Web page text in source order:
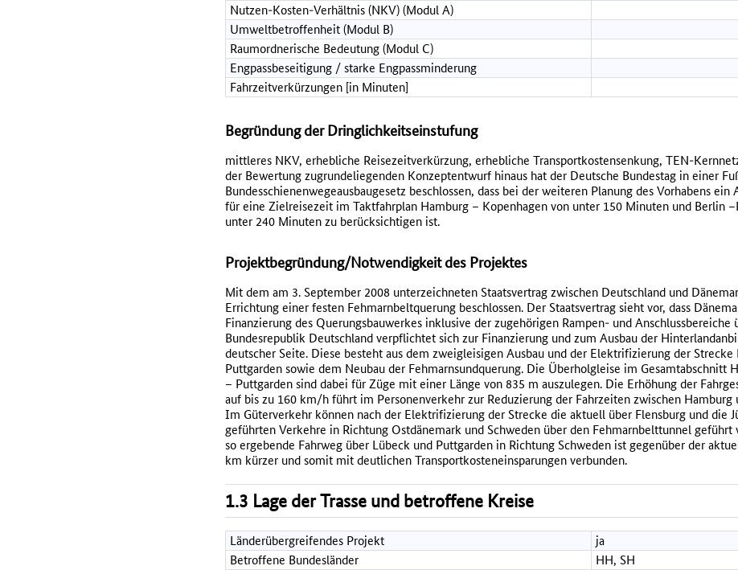
Nutzen-Kosten-Verhältnis (NKV) (Modul A)
Umweltbetroffenheit (Modul B)
Raumordnerische Bedeutung (Modul C)
Engpassbeseitigung / starke Engpassminderung
Fahrzeitverkürzungen [in Minuten]
Begründung der Dringlichkeitseinstufung
mittleres NKV, erhebliche Reisezeitverkürzung, erhebliche Transportkostensenkung, TEN-
der Bewertung zugrundeliegenden Konzeptentwurf hinaus hat der Deutsche Bundestag in einer
Bundesschienenwegeausbaugesetz beschlossen, dass bei der weiteren Planung des Vorhabens ein
für eine Zielreisezeit im Taktfahrplan Hamburg – Kopenhagen von unter 150 Minuten und Berlin
unter 240 Minuten zu berücksichtigen ist.
Projektbegründung/Notwendigkeit des Projektes
Mit dem am 3. September 2008 unterzeichneten Staatsvertrag zwischen Deutschland und
Errichtung einer festen Fehmarnbeltquerung beschlossen. Der Staatsvertrag sieht vor, dass
Finanzierung des Querungsbauwerkes inklusive der zugehörigen Rampen- und Anschlussbereiche
Bundesrepublik Deutschland verpflichtet sich zur Finanzierung und zum Ausbau der
deutscher Seite. Diese besteht aus dem zweigleisigen Ausbau und der Elektrifizierung der Strecke
Puttgarden sowie dem Neubau der Fehmarnsundquerung. Die Überholgleise im Gesamtabschnitt
– Puttgarden sind dabei für Züge mit einer Länge von 835 m auszulegen. Die Erhöhung der
auf bis zu 160 km/h führt im Personenverkehr zur Reduzierung der Fahrzeiten zwischen Hamburg
Im Güterverkehr können nach der Elektrifizierung der Strecke die aktuell über Flensburg und die
geführten Verkehre in Richtung Ostdänemark und Schweden über den Fehmarnbelttunnel geführt
so ergebende Fahrweg über Lübeck und Puttgarden in Richtung Schweden ist gegenüber der
km kürzer und somit mit deutlichen Transportkosteneinsparungen verbunden.
1.3 Lage der Trasse und betroffene Kreise
Länderübergreifendes Projekt
ja
Betroffene Bundesländer
HH, SH